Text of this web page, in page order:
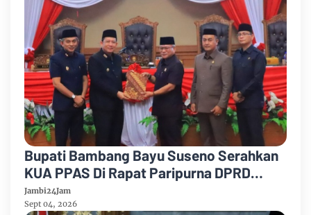
Bupati Bambang Bayu Suseno Serahkan
KUA PPAS Di Rapat Paripurna DPRD
Muarojambi
Jambi24Jam
Sept 04, 2026